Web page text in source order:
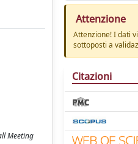
Meeting
Attenzione
Attenzione! I dati
sottoposti a
Citazioni